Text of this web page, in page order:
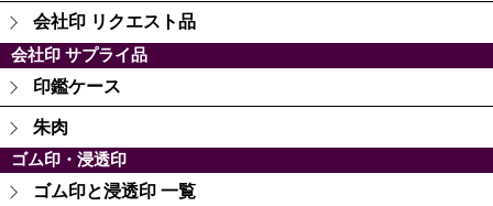
会社印 リクエスト品
会社印 サプライ品
印鑑ケース
朱肉
ゴム印・浸透印
ゴム印と浸透印 一覧